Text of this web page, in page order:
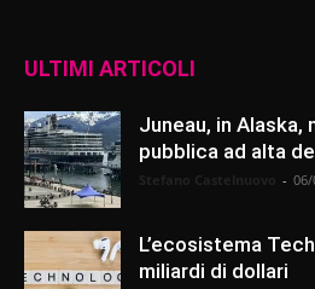
ULTIMI ARTICOLI
Juneau, in Alaska,
pubblica ad alta
- 06/
L’ecosistema
miliardi di dollari